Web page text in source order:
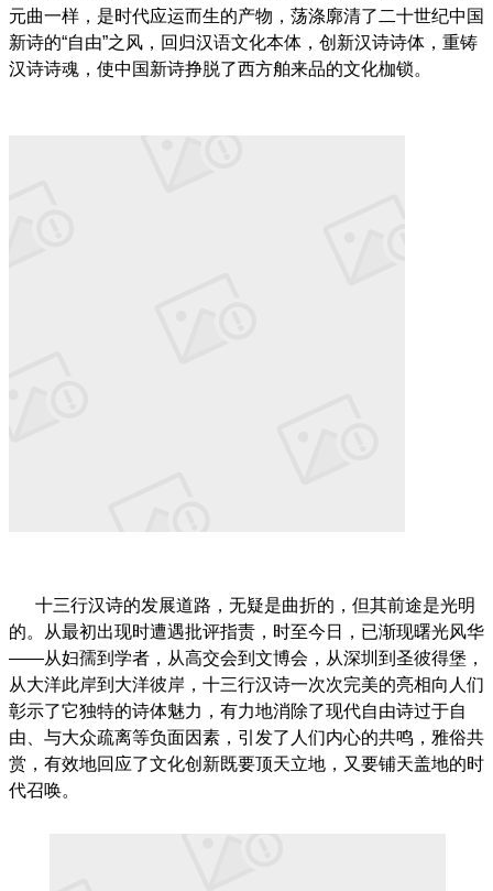
元曲一样，是时代应运而生的产物，荡涤廓清了二十世纪中国
新诗的“自由”之风，回归汉语文化本体，创新汉诗诗体，重铸
汉诗诗魂，使中国新诗挣脱了西方舶来品的文化枷锁。
十三行汉诗的发展道路，无疑是曲折的，但其前途是光明
的。从最初出现时遭遇批评指责，时至今日，已渐现曙光风华
——从妇孺到学者，从高交会到文博会，从深圳到圣彼得堡，
从大洋此岸到大洋彼岸，十三行汉诗一次次完美的亮相向人们
彰示了它独特的诗体魅力，有力地消除了现代自由诗过于自
由、与大众疏离等负面因素，引发了人们内心的共鸣，雅俗共
赏，有效地回应了文化创新既要顶天立地，又要铺天盖地的时
代召唤。